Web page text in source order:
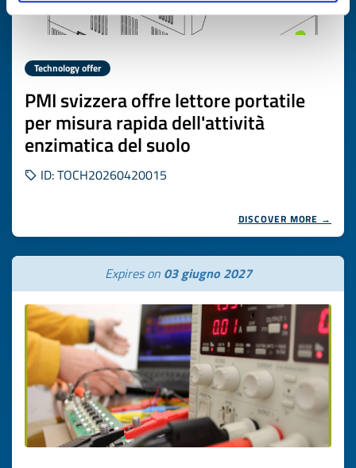
Technology offer
PMI svizzera offre lettore portatile
per misura rapida dell'attività
enzimatica del suolo
ID: TOCH20260420015
DISCOVER MORE →
Expires on 03 giugno 2027